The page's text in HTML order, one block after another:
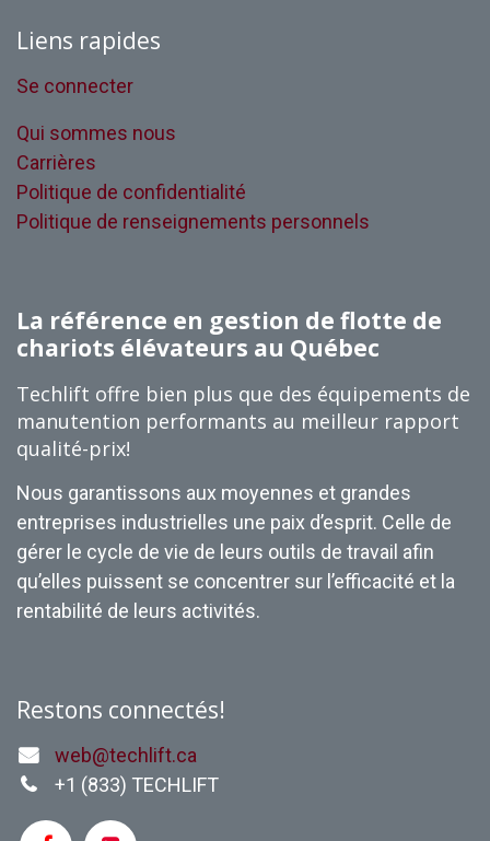
Liens rapides
Se connecter
Qui sommes nous
Carrières
Politique de confidentialité
Politique de renseignements personnels
La référence en gestion de flotte de
chariots élévateurs au Québec
Techlift offre bien plus que des équipements de
manutention performants au meilleur rapport
qualité-prix!
Nous garantissons aux moyennes et grandes
entreprises industrielles une paix d’esprit. Celle de
gérer le cycle de vie de leurs outils de travail afin
qu’elles puissent se concentrer sur l’efficacité et la
rentabilité de leurs activités.
Restons connectés!
web@techlift.ca
+1 (833) TECHLIFT